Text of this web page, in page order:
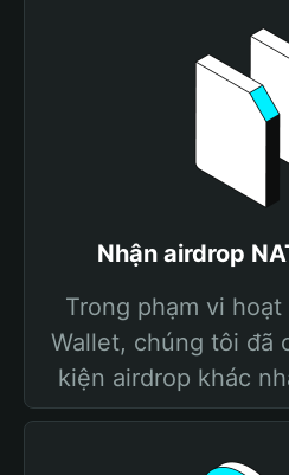
Nhận airdrop
Trong phạm vi
Wallet, chúng tôi đã
kiện airdrop khác